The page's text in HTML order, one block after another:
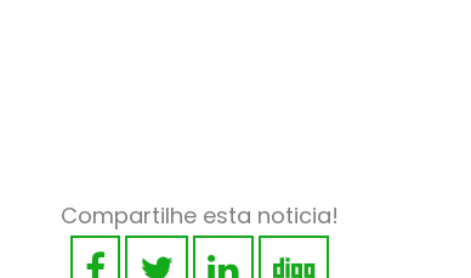
Compartilhe esta noticia!